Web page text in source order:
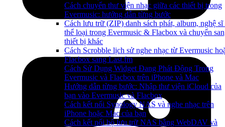
Cách chuyển thư viện nhạc giữa các thiết bị trong
Evermusic: hướng dẫn từng bước
Cách lưu trữ (ZIP) danh sách phát, album, nghệ sĩ
thể loại trong Evermusic & Flacbox và chuyển
thiết bị khác
Cách Scrobble lịch sử nghe nhạc từ Evermusic
Flacbox sang Last.fm
Cách Sử Dụng Widget Đang Phát Động Trong
Evermusic và Flacbox trên iPhone và Mac
Hướng dẫn từng bước: Nhập thư viện iCloud của
bạn vào Evermusic và Flacbox
Cách kết nối Synology NAS và nghe nhạc trên
iPhone hoặc Mac của bạn
Cách kết nối bộ lưu trữ NAS bằng WebDAV và